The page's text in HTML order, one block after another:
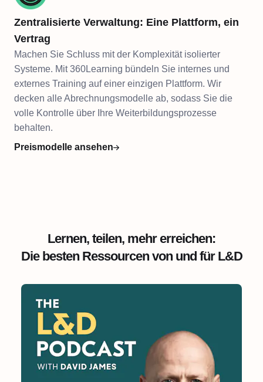
Zentralisierte Verwaltung: Eine Plattform, ein
Vertrag
Machen Sie Schluss mit der Komplexität isolierter
Systeme. Mit 360Learning bündeln Sie internes und
externes Training auf einer einzigen Plattform. Wir
decken alle Abrechnungsmodelle ab, sodass Sie die
volle Kontrolle über Ihre Weiterbildungsprozesse
behalten.
Preismodelle ansehen
Lernen, teilen, mehr erreichen:
Die besten Ressourcen von und für L&D